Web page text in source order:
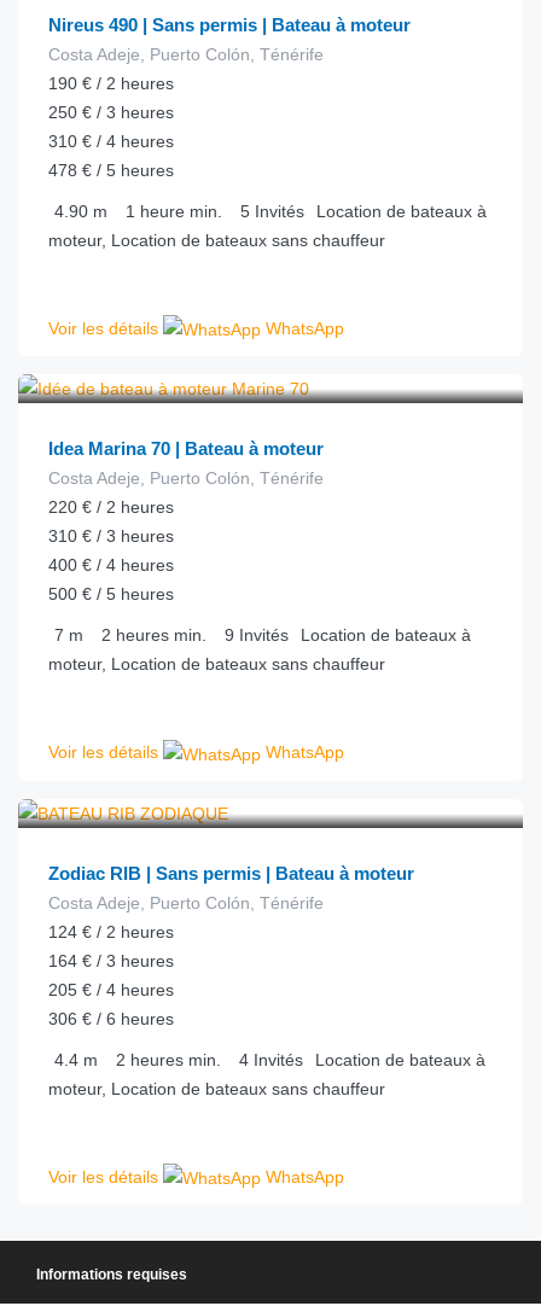
Nireus 490 | Sans permis | Bateau à moteur
Costa Adeje, Puerto Colón, Ténérife
190 € / 2 heures
250 € / 3 heures
310 € / 4 heures
478 € / 5 heures
4.90 m 1 heure min. 5 Invités
Location de bateaux à
moteur, Location de bateaux sans chauffeur
Voir les détails WhatsApp
Idea Marina 70 | Bateau à moteur
Costa Adeje, Puerto Colón, Ténérife
220 € / 2 heures
310 € / 3 heures
400 € / 4 heures
500 € / 5 heures
7 m 2 heures min. 9 Invités
Location de bateaux à
moteur, Location de bateaux sans chauffeur
Voir les détails WhatsApp
Zodiac RIB | Sans permis | Bateau à moteur
Costa Adeje, Puerto Colón, Ténérife
124 € / 2 heures
164 € / 3 heures
205 € / 4 heures
306 € / 6 heures
4.4 m 2 heures min. 4 Invités
Location de bateaux à
moteur, Location de bateaux sans chauffeur
Voir les détails WhatsApp
Informations requises